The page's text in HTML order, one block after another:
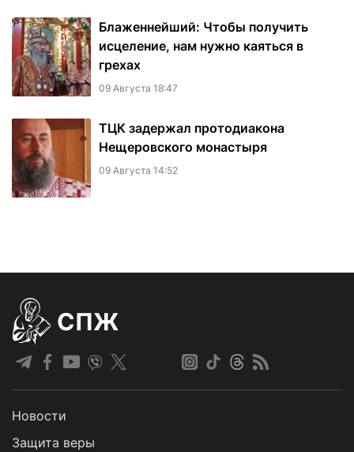
Блаженнейший: Чтобы получить
исцеление, нам нужно каяться в
грехах
09 Августа 18:47
ТЦК задержал протодиакона
Нещеровского монастыря
09 Августа 14:52
СПЖ
Новости
Защита веры